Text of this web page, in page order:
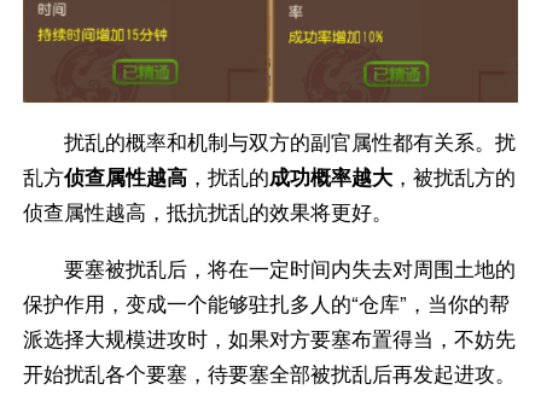
扰乱的概率和机制与双方的副官属性都有关系。扰
乱方侦查属性越高 ，扰乱的成功概率越大 ，被扰乱方的
侦查属性越高，抵抗扰乱的效果将更好。
要塞被扰乱后，将在一定时间内失去对周围土地的
保护作用，变成一个能够驻扎多人的“仓库”，当你的帮
派选择大规模进攻时，如果对方要塞布置得当，不妨先
开始扰乱各个要塞，待要塞全部被扰乱后再发起进攻。